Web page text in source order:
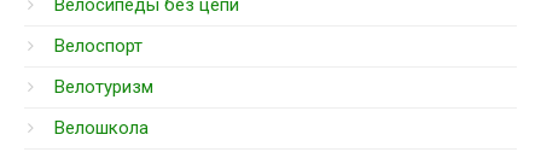
Велосипеды без цепи
Велоспорт
Велотуризм
Велошкола